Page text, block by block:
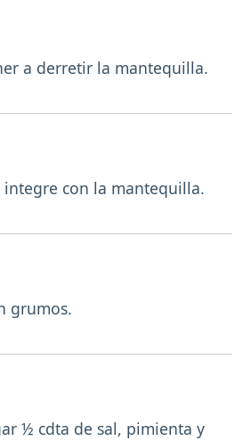
a derretir la mantequilla.
con la mantequilla.
grumos.
½ cdta de sal, pimienta y